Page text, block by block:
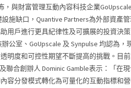
，與財富管理互動內容科技企業
施缺口，Quantive Partners為外部資
用戶進行更具紀律性及可擴展的投資
公室、GoUpscale 及 Synpulse 均認
明度和可控性期望不斷提高的挑戰。
聯合創辦人 Dominic Gamble表示：「
分發模式轉化為可量化的互動指標